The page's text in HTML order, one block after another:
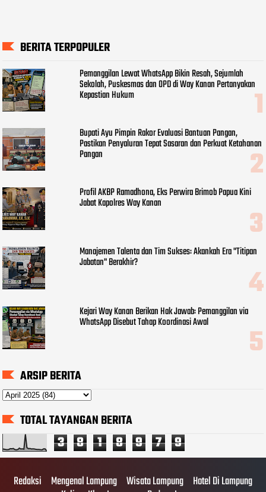
BERITA TERPOPULER
Pemanggilan Lewat WhatsApp Bikin Resah, Sejumlah
Sekolah, Puskesmas dan OPD di Way Kanan Pertanyakan
Kepastian Hukum
Bupati Ayu Pimpin Rakor Evaluasi Bantuan Pangan,
Pastikan Penyaluran Tepat Sasaran dan Perkuat Ketahanan
Pangan
Profil AKBP Ramadhona, Eks Perwira Brimob Papua Kini
Jabat Kapolres Way Kanan
Manajemen Talenta dan Tim Sukses: Akankah Era "Titipan
Jabatan" Berakhir?
Kejari Way Kanan Berikan Hak Jawab: Pemanggilan via
WhatsApp Disebut Tahap Koordinasi Awal
ARSIP BERITA
TOTAL TAYANGAN BERITA
3 8 1 8 9 7 9
Redaksi Mengenal Lampung Wisata Lampung Hotel Di Lampung